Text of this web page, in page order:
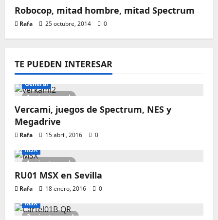
Robocop, mitad hombre, mitad Spectrum
Rafa 25 octubre, 2014 0
TE PUEDEN INTERESAR
1 minute read
General
Vercami, juegos de Spectrum, NES y
Megadrive
Rafa 15 abril, 2016 0
1 minute read
MSX
RU01 MSX en Sevilla
Rafa 18 enero, 2016 0
2 minutes read
MSX